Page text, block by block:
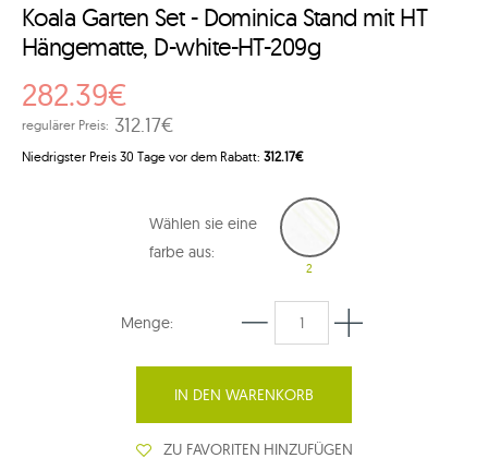
Koala Garten Set - Dominica Stand mit HT
Hängematte, D-white-HT-209g
282.39€
regulärer Preis: 312.17€
Niedrigster Preis 30 Tage vor dem Rabatt: 312.17€
Wählen sie eine
farbe aus:
2
Menge:
IN DEN WARENKORB
ZU FAVORITEN HINZUFÜGEN